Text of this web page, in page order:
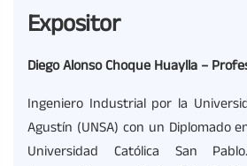
Expositor
Diego Alonso Choque Huaylla –
Ingeniero Industrial por la
Agustín (UNSA) con un Diplomado
Universidad Católica San